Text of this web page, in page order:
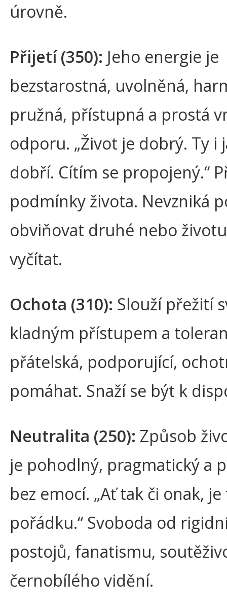
úrovně.
Přijetí (350): Jeho energie je
bezstarostná, uvolněná,
pružná, přístupná a prostá
odporu. „Život je dobrý. Ty i
dobří. Cítím se propojený.“
podmínky života. Nevzniká
obviňovat druhé nebo
vyčítat.
Ochota (310): Slouží přežití
kladným přístupem a
přátelská, podporující,
pomáhat. Snaží se být k
Neutralita (250): Způsob
je pohodlný, pragmatický a
bez emocí. „Ať tak či onak,
pořádku.“ Svoboda od
postojů, fanatismu,
černobílého vidění.